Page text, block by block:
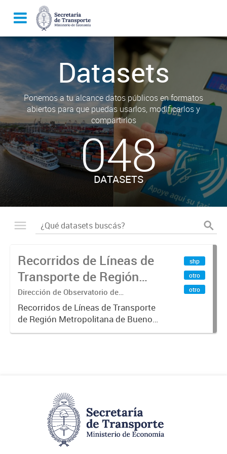
Datasets
Ponemos a tu alcance datos públicos en formatos
abiertos para que puedas usarlos, modificarlos y
compartirlos
048
DATASETS
Recorridos de Líneas de
Transporte de Región
Metropolitana de
Buenos Aires (RMBA)
Dirección de Observatorio de
Transporte, Estudio y Sistemas
Recorridos de Líneas de Transporte
de Región Metropolitana de Buenos
Aires (RMBA).-
shp
otro
otro